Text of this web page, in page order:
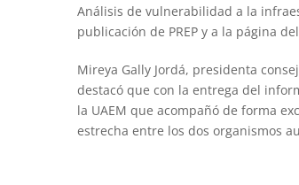
Análisis de vulnerabilidad a la
publicación de PREP y a la página
Mireya Gally Jordá, presidenta
destacó que con la entrega del
la UAEM que acompañó de forma
estrecha entre los dos organismos